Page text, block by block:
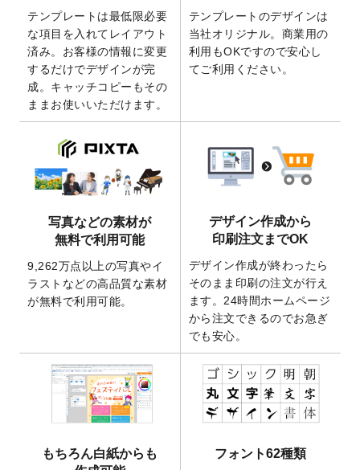
た。
2026/4/23
コラム「 画像の配置・差し替え・トリミン
グ」「テンプレート間でパーツを流用する
方法」を公開いたしました。
2026/4/21
アクリルキーホルダーのデザインテンプレ
ート を追加いたしました。
りました！
2025/12/22
【新商品】アクリルキーホルダーが作成で
きるようになりました！
2025/12/22
2026年版4月始まりのカレンダーデザイン
テンプレート
を公開いたしました。
開いたしました。
2025/9/30
【新商品】クリアファイルバッグ が作成で
きるようになりました！
2026年午年の年賀状デザインテンプレート
を公開いたしました。
2025/9/10
喪中はがき・寒中見舞いのデザインテンプ
レートを公開いたしました。
2025/8/1
9,160万点以上の写真やイラスト素材が無料
2025/7/30
キャンバスプリントのデザインテンプレー
テンプレートは最低限必要
な項目を入れてレイアウト
済み。お客様の情報に変更
するだけでデザインが完
成。キャッチコピーもその
ままお使いいただけます。
テンプレートのデザインは
当社オリジナル。商業用の
利用もOKですので安心し
てご利用ください。
写真などの素材が
無料で利用可能
9,262万点以上の写真やイ
ラストなどの高品質な素材
が無料で利用可能。
デザイン作成から
印刷注文までOK
デザイン作成が終わったら
そのまま印刷の注文が行え
ます。24時間ホームページ
から注文できるのでお急ぎ
でも安心。
もちろん白紙からも
フォント62種類